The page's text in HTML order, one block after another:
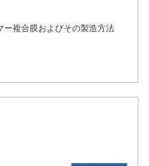
ー複合膜およびその製造方法